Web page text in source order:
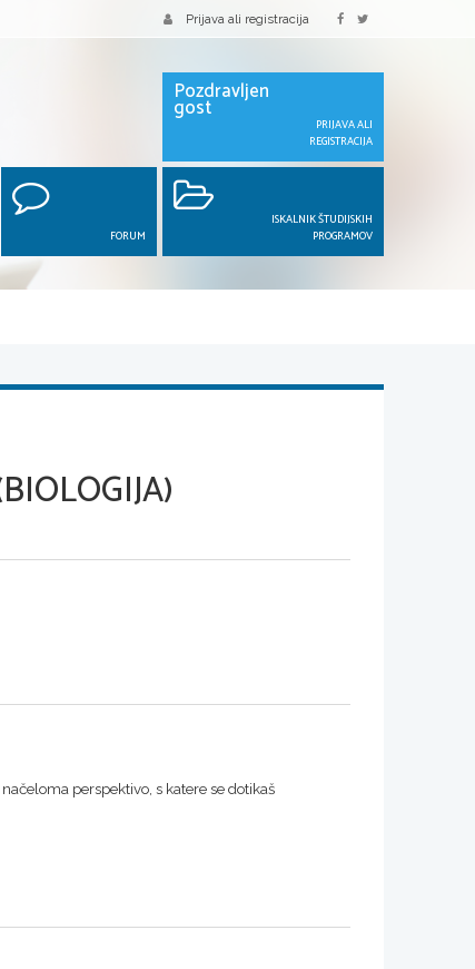
Prijava ali registracija
Pozdravljen
gost
PRIJAVA ALI
REGISTRACIJA
FORUM
ISKALNIK ŠTUDIJSKIH
PROGRAMOV
perspektivo, s katere se dotikaš